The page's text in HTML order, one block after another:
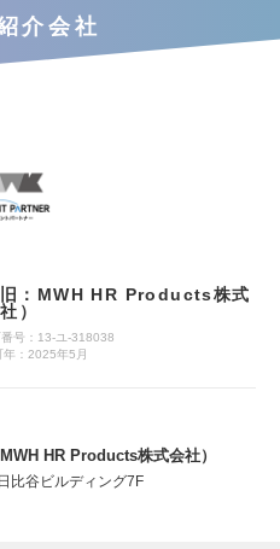
介会社
：MWH HR Products株式
）
号：13-ユ-318038
：2025年5月
HR Products株式会社）
比谷ビルディング7F